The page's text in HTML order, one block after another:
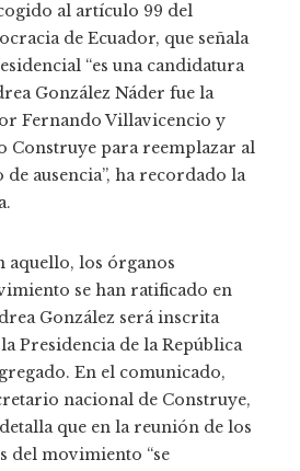
al artículo 99 del
de Ecuador, que señala
“es una candidatura
González Náder fue la
Fernando Villavicencio y
Construye para reemplazar al
de ausencia”, ha recordado la
aquello, los órganos
se han ratificado en
González será inscrita
Presidencia de la República
En el comunicado,
nacional de Construye,
que en la reunión de los
del movimiento “se